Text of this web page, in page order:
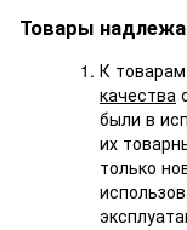
Товары
К товарам
качества
были в
их
только